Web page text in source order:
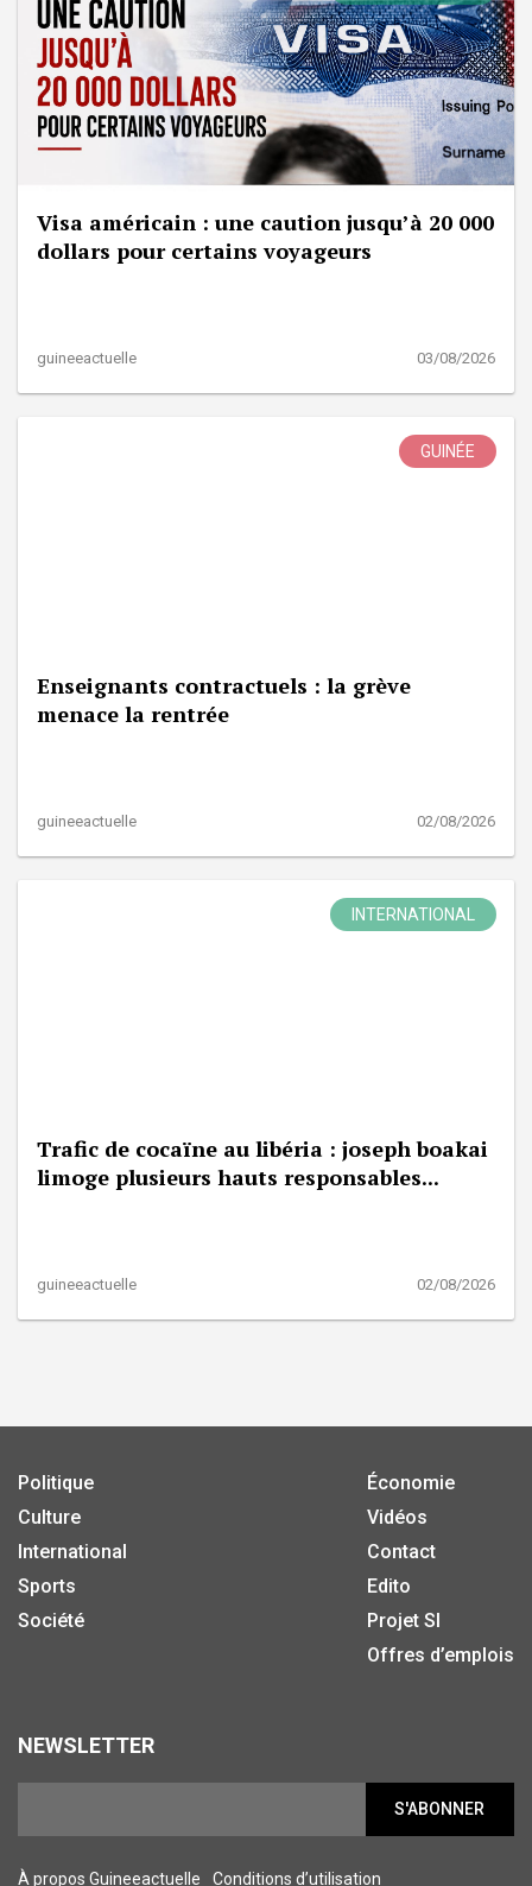
Visa américain : une caution jusqu’à 20 000
dollars pour certains voyageurs
guineeactuelle 03/08/2026
GUINÉE
Enseignants contractuels : la grève
menace la rentrée
guineeactuelle 02/08/2026
INTERNATIONAL
Trafic de cocaïne au libéria : joseph boakai
limoge plusieurs hauts responsables...
guineeactuelle 02/08/2026
Politique
Culture
International
Sports
Société
Économie
Vidéos
Contact
Edito
Projet SI
Offres d’emplois
NEWSLETTER
S'ABONNER
À propos Guineeactuelle Conditions d’utilisation